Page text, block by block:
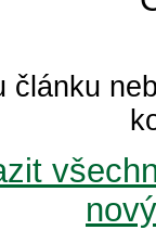
článku